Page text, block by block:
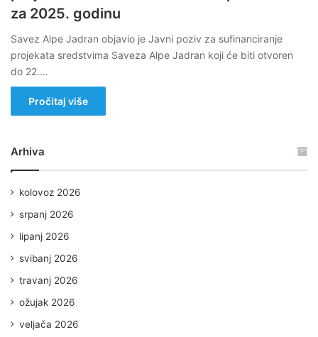
za 2025. godinu
Savez Alpe Jadran objavio je Javni poziv za sufinanciranje
projekata sredstvima Saveza Alpe Jadran koji će biti otvoren
do 22.…
Pročitaj više
Arhiva
kolovoz 2026
srpanj 2026
lipanj 2026
svibanj 2026
travanj 2026
ožujak 2026
veljača 2026